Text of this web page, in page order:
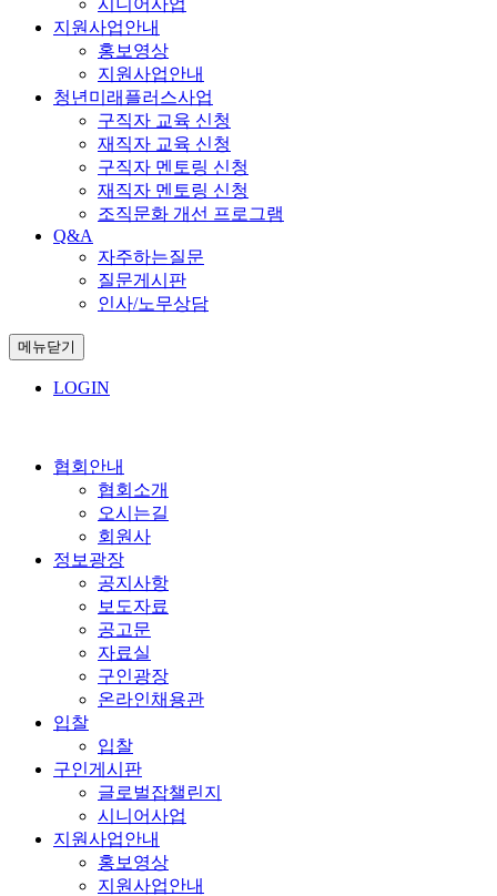
지원사업안내
홍보영상
지원사업안내
청년미래플러스사업
구직자 교육 신청
재직자 교육 신청
구직자 멘토링 신청
재직자 멘토링 신청
조직문화 개선 프로그램
Q&A
자주하는질문
질문게시판
인사/노무상담
메뉴닫기
LOGIN
협회안내
협회소개
오시는길
회원사
정보광장
공지사항
보도자료
공고문
자료실
구인광장
온라인채용관
입찰
입찰
구인게시판
글로벌잡챌린지
시니어사업
지원사업안내
홍보영상
지원사업안내